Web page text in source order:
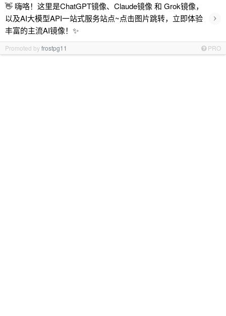
👋 嗨咯！这里是ChatGPT镜像、Claude镜像 和 Grok镜像，
以及AI大模型API一站式服务站点~点击图片跳转，立即体验
丰富的主流AI镜像！✨
›
Promoted byfrostpg11 PRO